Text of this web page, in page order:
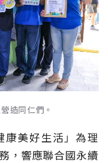
造同仁們。
康美好生活」為理
，響應聯合國永續